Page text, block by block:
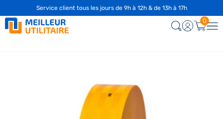
Service client tous les jours de 9h à 12h & de 13h à 17h
0